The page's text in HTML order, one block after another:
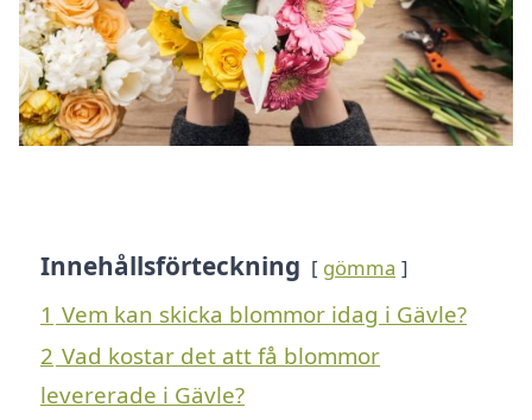
Innehållsförteckning gömma
1 Vem kan skicka blommor idag i Gävle?
2 Vad kostar det att få blommor
levererade i Gävle?